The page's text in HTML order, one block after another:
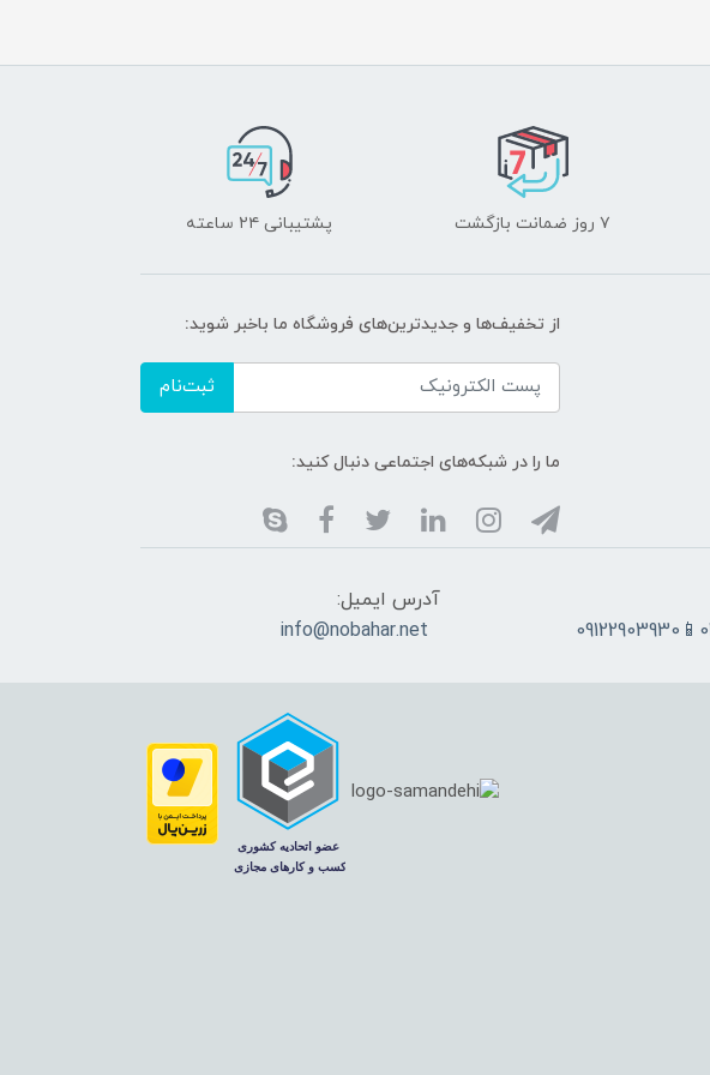
۷ روز ضمانت بازگشت پشتیبانی ۲۴ ساعته
از تخفیف‌ها و جدیدترین‌های فروشگاه ما باخبر شوید:
ثبت‌نام
ما را در شبکه‌های اجتماعی دنبال کنید:
آدرس ایمیل:
info@nobahar.net